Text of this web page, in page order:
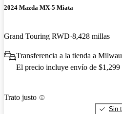
2024 Mazda MX-5 Miata
Grand Touring RWD 8,428 millas
Transferencia a la tienda a
El precio incluye envío de $1,299
Trato justo
Sin